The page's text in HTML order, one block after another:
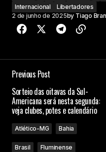
Internacional
Libertadores
2 de junho de 2025by Tiago
Previous Post
Sorteio das oitavas da Sul-
Americana será nesta segunda:
veja clubes, potes e calendário
Atlético-MG Bahia
Brasil Fluminense